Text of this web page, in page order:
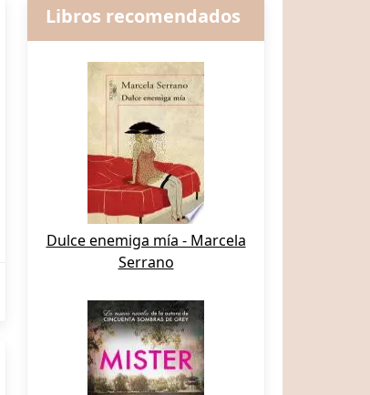
Libros recomendados
Dulce enemiga mía - Marcela
Serrano